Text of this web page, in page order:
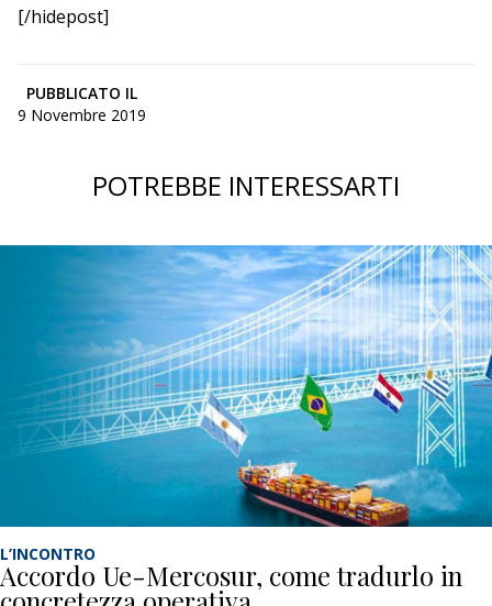
[/hidepost]
PUBBLICATO IL
9 Novembre 2019
POTREBBE INTERESSARTI
L’INCONTRO
Accordo Ue-Mercosur, come tradurlo in